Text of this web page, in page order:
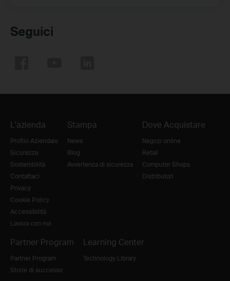
Seguici
L'azienda
Profilo Aziendale
Sicurezza
Sostenibilità
Contattaci
Privacy
Cookie Policy
Accessibilità
Lavora con noi
Stampa
News
Blog
Avvertenza di sicurezza
Dove Acquistare
Negozi online
Retail
Computer Shops
Distributori
Partner Program
Partner Program
Storie di successo
Learning Center
Technology Library